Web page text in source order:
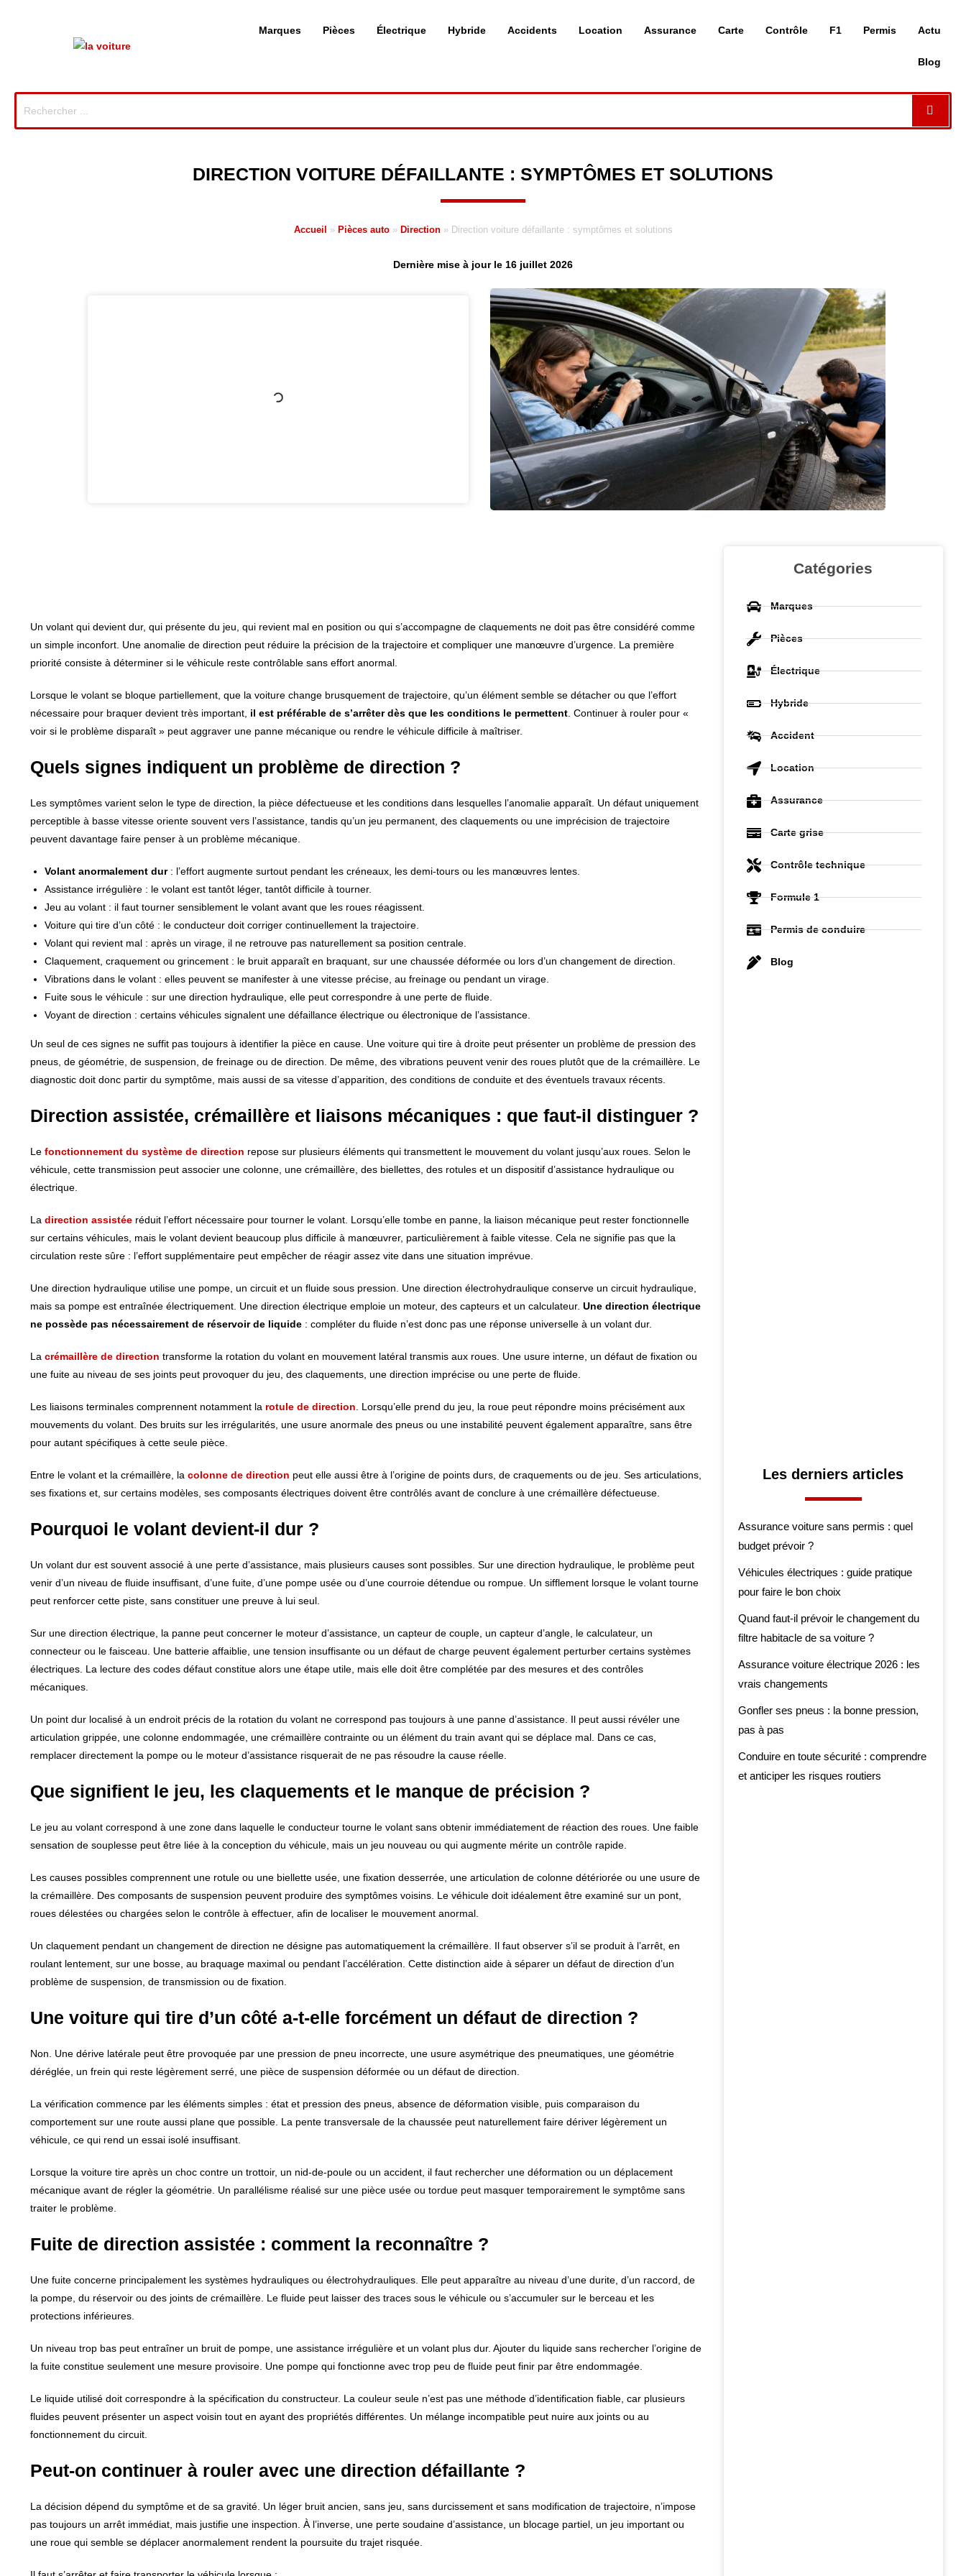
Marques Pièces Électrique Hybride Accidents Location Assurance Carte Contrôle F1 Permis Actu
Blog
DIRECTION VOITURE DÉFAILLANTE : SYMPTÔMES ET SOLUTIONS
Accueil » Pièces auto » Direction » Direction voiture défaillante : symptômes et solutions
Dernière mise à jour le 16 juillet 2026
Un volant qui devient dur, qui présente du jeu, qui revient mal en position ou qui s’accompagne de claquements ne doit pas être considéré comme
un simple inconfort. Une anomalie de direction peut réduire la précision de la trajectoire et compliquer une manœuvre d’urgence. La première
priorité consiste à déterminer si le véhicule reste contrôlable sans effort anormal.
Lorsque le volant se bloque partiellement, que la voiture change brusquement de trajectoire, qu’un élément semble se détacher ou que l’effort
nécessaire pour braquer devient très important, il est préférable de s’arrêter dès que les conditions le permettent. Continuer à rouler pour «
voir si le problème disparaît » peut aggraver une panne mécanique ou rendre le véhicule difficile à maîtriser.
Quels signes indiquent un problème de direction ?
Les symptômes varient selon le type de direction, la pièce défectueuse et les conditions dans lesquelles l’anomalie apparaît. Un défaut uniquement
perceptible à basse vitesse oriente souvent vers l’assistance, tandis qu’un jeu permanent, des claquements ou une imprécision de trajectoire
peuvent davantage faire penser à un problème mécanique.
Volant anormalement dur: l’effort augmente surtout pendant les créneaux, les demi-tours ou les manœuvres lentes.
Assistance irrégulière : le volant est tantôt léger, tantôt difficile à tourner.
Jeu au volant : il faut tourner sensiblement le volant avant que les roues réagissent.
Voiture qui tire d’un côté : le conducteur doit corriger continuellement la trajectoire.
Volant qui revient mal : après un virage, il ne retrouve pas naturellement sa position centrale.
Claquement, craquement ou grincement : le bruit apparaît en braquant, sur une chaussée déformée ou lors d’un changement de direction.
Vibrations dans le volant : elles peuvent se manifester à une vitesse précise, au freinage ou pendant un virage.
Fuite sous le véhicule : sur une direction hydraulique, elle peut correspondre à une perte de fluide.
Voyant de direction : certains véhicules signalent une défaillance électrique ou électronique de l’assistance.
Un seul de ces signes ne suffit pas toujours à identifier la pièce en cause. Une voiture qui tire à droite peut présenter un problème de pression des
pneus, de géométrie, de suspension, de freinage ou de direction. De même, des vibrations peuvent venir des roues plutôt que de la crémaillère. Le
diagnostic doit donc partir du symptôme, mais aussi de sa vitesse d’apparition, des conditions de conduite et des éventuels travaux récents.
Direction assistée, crémaillère et liaisons mécaniques : que faut-il distinguer ?
Le fonctionnement du système de direction repose sur plusieurs éléments qui transmettent le mouvement du volant jusqu’aux roues. Selon le
véhicule, cette transmission peut associer une colonne, une crémaillère, des biellettes, des rotules et un dispositif d’assistance hydraulique ou
électrique.
La direction assistée réduit l’effort nécessaire pour tourner le volant. Lorsqu’elle tombe en panne, la liaison mécanique peut rester fonctionnelle
sur certains véhicules, mais le volant devient beaucoup plus difficile à manœuvrer, particulièrement à faible vitesse. Cela ne signifie pas que la
circulation reste sûre : l’effort supplémentaire peut empêcher de réagir assez vite dans une situation imprévue.
Une direction hydraulique utilise une pompe, un circuit et un fluide sous pression. Une direction électrohydraulique conserve un circuit hydraulique,
mais sa pompe est entraînée électriquement. Une direction électrique emploie un moteur, des capteurs et un calculateur. Une direction électrique
ne possède pas nécessairement de réservoir de liquide : compléter du fluide n’est donc pas une réponse universelle à un volant dur.
La crémaillère de direction transforme la rotation du volant en mouvement latéral transmis aux roues. Une usure interne, un défaut de fixation ou
une fuite au niveau de ses joints peut provoquer du jeu, des claquements, une direction imprécise ou une perte de fluide.
Les liaisons terminales comprennent notamment la rotule de direction. Lorsqu’elle prend du jeu, la roue peut répondre moins précisément aux
mouvements du volant. Des bruits sur les irrégularités, une usure anormale des pneus ou une instabilité peuvent également apparaître, sans être
pour autant spécifiques à cette seule pièce.
Entre le volant et la crémaillère, la colonne de direction peut elle aussi être à l’origine de points durs, de craquements ou de jeu. Ses articulations,
ses fixations et, sur certains modèles, ses composants électriques doivent être contrôlés avant de conclure à une crémaillère défectueuse.
Pourquoi le volant devient-il dur ?
Un volant dur est souvent associé à une perte d’assistance, mais plusieurs causes sont possibles. Sur une direction hydraulique, le problème peut
venir d’un niveau de fluide insuffisant, d’une fuite, d’une pompe usée ou d’une courroie détendue ou rompue. Un sifflement lorsque le volant tourne
peut renforcer cette piste, sans constituer une preuve à lui seul.
Sur une direction électrique, la panne peut concerner le moteur d’assistance, un capteur de couple, un capteur d’angle, le calculateur, un
connecteur ou le faisceau. Une batterie affaiblie, une tension insuffisante ou un défaut de charge peuvent également perturber certains systèmes
électriques. La lecture des codes défaut constitue alors une étape utile, mais elle doit être complétée par des mesures et des contrôles
mécaniques.
Un point dur localisé à un endroit précis de la rotation du volant ne correspond pas toujours à une panne d’assistance. Il peut aussi révéler une
articulation grippée, une colonne endommagée, une crémaillère contrainte ou un élément du train avant qui se déplace mal. Dans ce cas,
remplacer directement la pompe ou le moteur d’assistance risquerait de ne pas résoudre la cause réelle.
Que signifient le jeu, les claquements et le manque de précision ?
Le jeu au volant correspond à une zone dans laquelle le conducteur tourne le volant sans obtenir immédiatement de réaction des roues. Une faible
sensation de souplesse peut être liée à la conception du véhicule, mais un jeu nouveau ou qui augmente mérite un contrôle rapide.
Les causes possibles comprennent une rotule ou une biellette usée, une fixation desserrée, une articulation de colonne détériorée ou une usure de
la crémaillère. Des composants de suspension peuvent produire des symptômes voisins. Le véhicule doit idéalement être examiné sur un pont,
roues délestées ou chargées selon le contrôle à effectuer, afin de localiser le mouvement anormal.
Un claquement pendant un changement de direction ne désigne pas automatiquement la crémaillère. Il faut observer s’il se produit à l’arrêt, en
roulant lentement, sur une bosse, au braquage maximal ou pendant l’accélération. Cette distinction aide à séparer un défaut de direction d’un
problème de suspension, de transmission ou de fixation.
Une voiture qui tire d’un côté a-t-elle forcément un défaut de direction ?
Non. Une dérive latérale peut être provoquée par une pression de pneu incorrecte, une usure asymétrique des pneumatiques, une géométrie
déréglée, un frein qui reste légèrement serré, une pièce de suspension déformée ou un défaut de direction.
La vérification commence par les éléments simples : état et pression des pneus, absence de déformation visible, puis comparaison du
comportement sur une route aussi plane que possible. La pente transversale de la chaussée peut naturellement faire dériver légèrement un
véhicule, ce qui rend un essai isolé insuffisant.
Lorsque la voiture tire après un choc contre un trottoir, un nid-de-poule ou un accident, il faut rechercher une déformation ou un déplacement
mécanique avant de régler la géométrie. Un parallélisme réalisé sur une pièce usée ou tordue peut masquer temporairement le symptôme sans
traiter le problème.
Fuite de direction assistée : comment la reconnaître ?
Une fuite concerne principalement les systèmes hydrauliques ou électrohydrauliques. Elle peut apparaître au niveau d’une durite, d’un raccord, de
la pompe, du réservoir ou des joints de crémaillère. Le fluide peut laisser des traces sous le véhicule ou s’accumuler sur le berceau et les
protections inférieures.
Un niveau trop bas peut entraîner un bruit de pompe, une assistance irrégulière et un volant plus dur. Ajouter du liquide sans rechercher l’origine de
la fuite constitue seulement une mesure provisoire. Une pompe qui fonctionne avec trop peu de fluide peut finir par être endommagée.
Le liquide utilisé doit correspondre à la spécification du constructeur. La couleur seule n’est pas une méthode d’identification fiable, car plusieurs
fluides peuvent présenter un aspect voisin tout en ayant des propriétés différentes. Un mélange incompatible peut nuire aux joints ou au
fonctionnement du circuit.
Peut-on continuer à rouler avec une direction défaillante ?
La décision dépend du symptôme et de sa gravité. Un léger bruit ancien, sans jeu, sans durcissement et sans modification de trajectoire, n’impose
pas toujours un arrêt immédiat, mais justifie une inspection. À l’inverse, une perte soudaine d’assistance, un blocage partiel, un jeu important ou
une roue qui semble se déplacer anormalement rendent la poursuite du trajet risquée.
Catégories
Marques
Pièces
Électrique
Hybride
Accident
Location
Assurance
Carte grise
Contrôle technique
Formule 1
Permis de conduire
Blog
Les derniers articles
Assurance voiture sans permis : quel
budget prévoir ?
Véhicules électriques : guide pratique
pour faire le bon choix
Quand faut-il prévoir le changement du
filtre habitacle de sa voiture ?
Assurance voiture électrique 2026 : les
vrais changements
Gonfler ses pneus : la bonne pression,
pas à pas
Conduire en toute sécurité : comprendre
et anticiper les risques routiers